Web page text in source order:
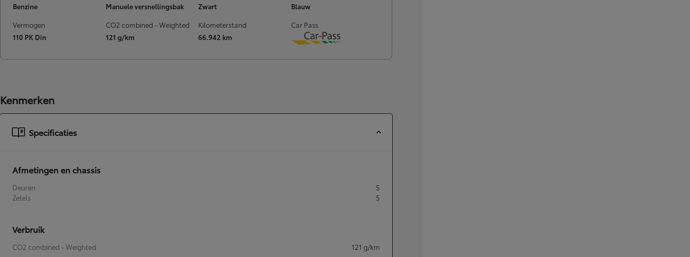
Benzine
Manuele versnellingsbak
Zwart
Blauw
Vermogen
110 PK Din
CO2 combined - Weighted
121 g/km
Kilometerstand
66.942 km
Car Pass
Download
Kenmerken
Specificaties
Afmetingen en chassis
Deuren
5
Zetels
5
Verbruik
CO2 combined - Weighted 121 g/km